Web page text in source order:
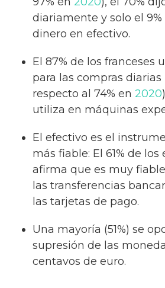
diariamente y solo el
dinero en efectivo.
El 87% de los franceses
para las compras
respecto al 74% en 2020
utiliza en máquinas
El efectivo es el
más fiable: El 61% de
afirma que es muy
las transferencias
las tarjetas de pago.
Una mayoría (51%) se
supresión de las
centavos de euro.